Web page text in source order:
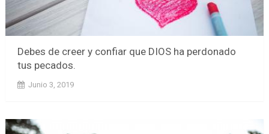
Debes de creer y confiar que DIOS ha perdonado
tus pecados.
Junio 3, 2019